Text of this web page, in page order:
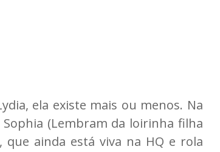
ela existe mais ou menos. Na
(Lembram da loirinha filha
ainda está viva na HQ e rola